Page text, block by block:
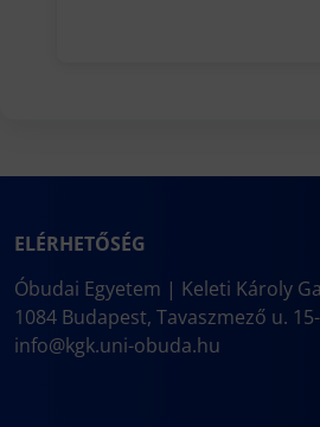
ELÉRHETŐSÉG
Óbudai Egyetem | Keleti Károly
1084 Budapest, Tavaszmező u.
info@kgk.uni-obuda.hu